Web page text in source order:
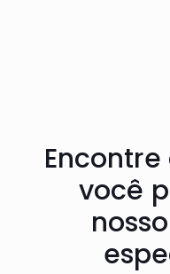
você